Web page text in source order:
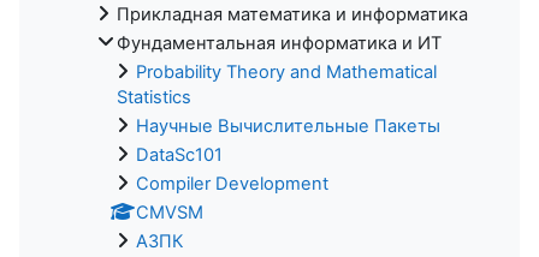
Прикладная математика и информатика
Фундаментальная информатика и ИТ
Probability Theory and Mathematical
Statistics
Научные Вычислительные Пакеты
DataSc101
Compiler Development
CMVSM
АЗПК